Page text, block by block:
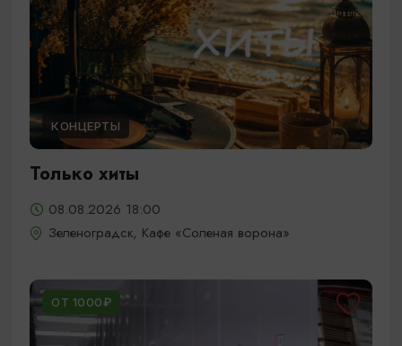
КОНЦЕРТЫ
Только хиты
08.08.2026 18:00
Зеленоградск, Кафе «Соленая ворона»
ОТ 1000₽